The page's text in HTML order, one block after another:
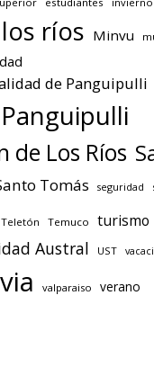
los ríos Minvu
de Panguipulli
Panguipulli
de Los Ríos
Tomás seguridad
Teletón Temuco turismo
Austral UST
valparaiso verano